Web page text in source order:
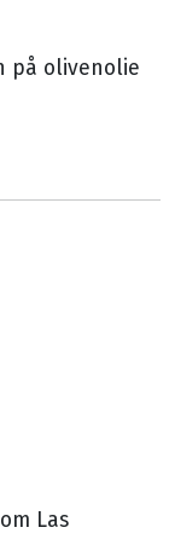
på olivenolie
Las